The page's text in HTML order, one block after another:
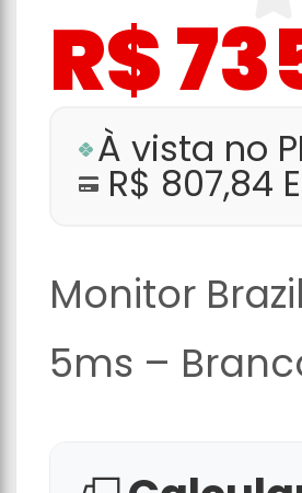
R$
À vista no
R$ 807,84
Monitor
5ms –